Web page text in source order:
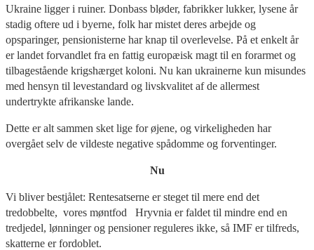
Ukraine ligger i ruiner. Donbass bløder, fabrikker lukker, lysene år
stadig oftere ud i byerne, folk har mistet deres arbejde og
opsparinger, pensionisterne har knap til overlevelse. På et enkelt år
er landet forvandlet fra en fattig europæisk magt til en forarmet og
tilbagestående krigshærget koloni. Nu kan ukrainerne kun misundes
med hensyn til levestandard og livskvalitet af de allermest
undertrykte afrikanske lande.
Dette er alt sammen sket lige for øjene, og virkeligheden har
overgået selv de vildeste negative spådomme og forventinger.
Nu
Vi bliver bestjålet: Rentesatserne er steget til mere end det
tredobbelte, vores møntfod Hryvnia er faldet til mindre end en
tredjedel, lønninger og pensioner reguleres ikke, så IMF er tilfreds,
skatterne er fordoblet.